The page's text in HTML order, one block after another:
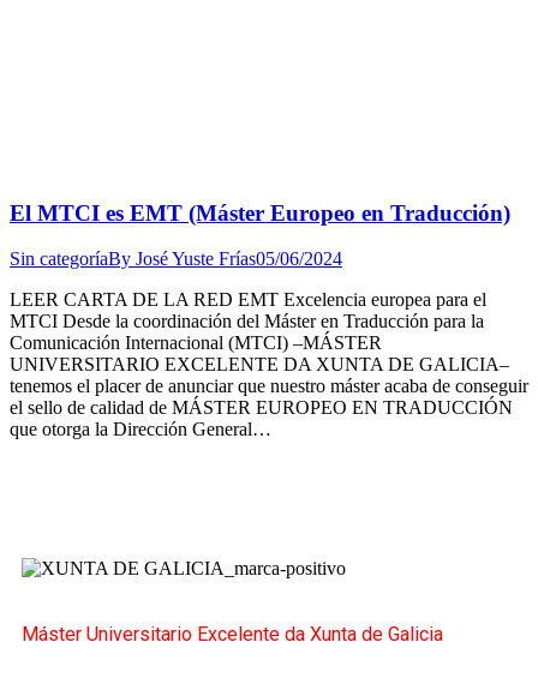
El MTCI es EMT (Máster Europeo en Traducción)
Sin categoríaBy José Yuste Frías05/06/2024
LEER CARTA DE LA RED EMT Excelencia europea para el
MTCI Desde la coordinación del Máster en Traducción para la
Comunicación Internacional (MTCI) –MÁSTER
UNIVERSITARIO EXCELENTE DA XUNTA DE GALICIA–
tenemos el placer de anunciar que nuestro máster acaba de conseguir
el sello de calidad de MÁSTER EUROPEO EN TRADUCCIÓN
que otorga la Dirección General…
Máster Universitario Excelente da Xunta de Galicia